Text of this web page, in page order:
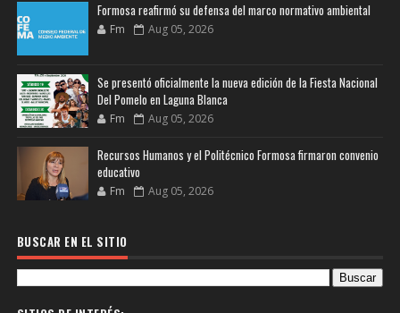
Formosa reafirmó su defensa del marco normativo ambiental
Fm Aug 05, 2026
Se presentó oficialmente la nueva edición de la Fiesta Nacional
Del Pomelo en Laguna Blanca
Fm Aug 05, 2026
Recursos Humanos y el Politécnico Formosa firmaron convenio
educativo
Fm Aug 05, 2026
BUSCAR EN EL SITIO